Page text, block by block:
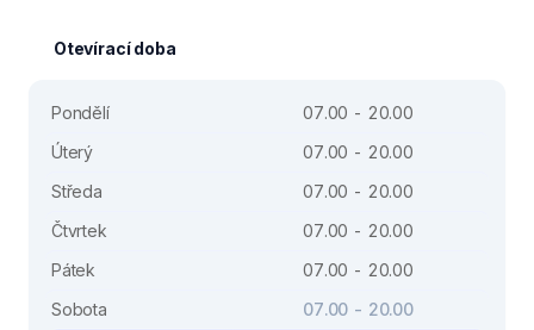
Otevírací doba
Pondělí
07.00 - 20.00
Úterý
07.00 - 20.00
Středa
07.00 - 20.00
Čtvrtek
07.00 - 20.00
Pátek
07.00 - 20.00
Sobota
07.00 - 20.00